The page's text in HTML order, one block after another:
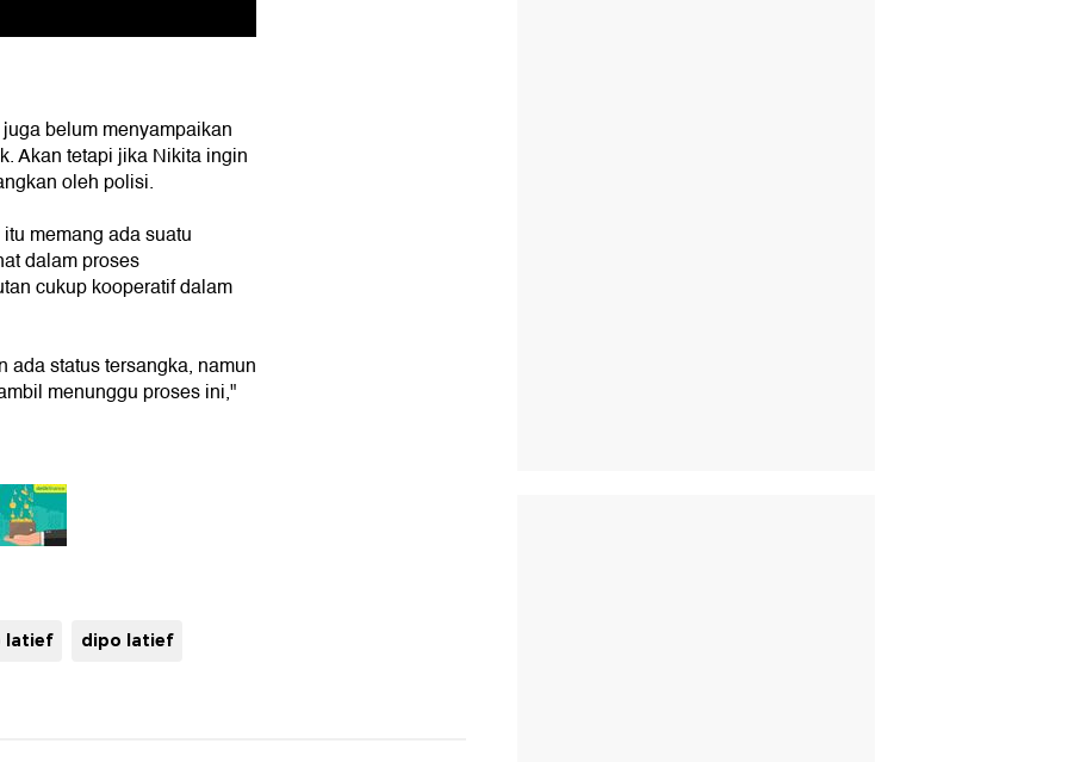
belum menyampaikan
Akan tetapi jika Nikita ingin
oleh polisi.
memang ada suatu
dalam proses
cukup kooperatif dalam
status tersangka, namun
menunggu proses ini,"
latief dipo latief